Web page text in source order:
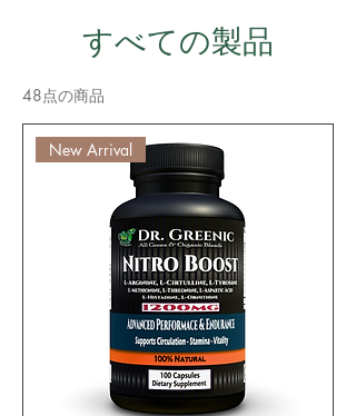
すべての製品
48点の商品
New Arrival